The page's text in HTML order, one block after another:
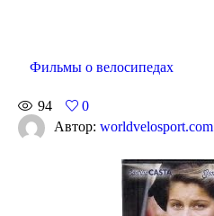
Фильмы о велосипедах
94
0
Автор: worldvelosport.com